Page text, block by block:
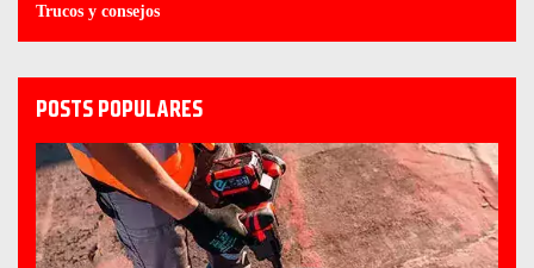
Trucos y consejos
POSTS POPULARES